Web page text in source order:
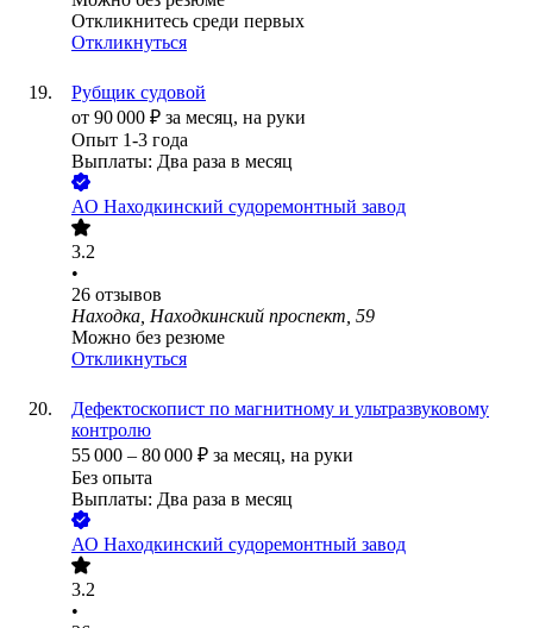
Откликнитесь среди первых
Откликнуться
Рубщик судовой
от 90 000 ₽ за месяц, на руки
Опыт 1-3 года
Выплаты: Два раза в месяц
АО Находкинский судоремонтный завод
3.2
•
26 отзывов
Находка, Находкинский проспект, 59
Можно без резюме
Откликнуться
Дефектоскопист по магнитному и ультразвуковому
контролю
55 000 – 80 000 ₽ за месяц, на руки
Без опыта
Выплаты: Два раза в месяц
АО Находкинский судоремонтный завод
3.2
•